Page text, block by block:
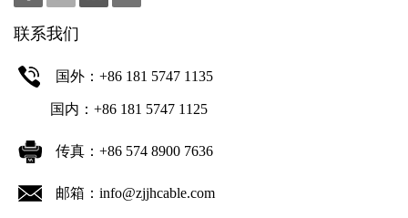
联系我们
国外：+86 181 5747 1135
国内：+86 181 5747 1125
传真：+86 574 8900 7636
邮箱：info@zjjhcable.com